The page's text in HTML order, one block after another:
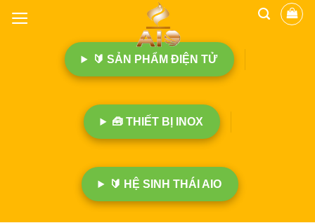
🔰 SẢN PHẨM ĐIỆN TỬ
🧰 THIẾT BỊ INOX
🔰 HỆ SINH THÁI AIO